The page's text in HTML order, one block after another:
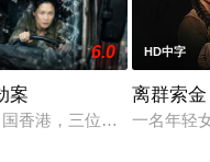
威将军冷啸天，席间告
6.0
案
香港，三位深陷生存绝
HD中字
离群索金
一名年轻